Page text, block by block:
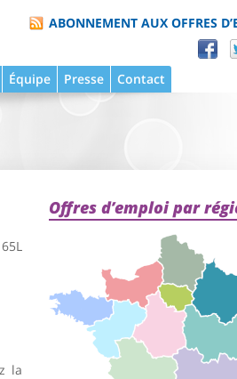
ABONNEMENT AUX OFFRES
Équipe Presse Contact
la
Offres d’emploi par